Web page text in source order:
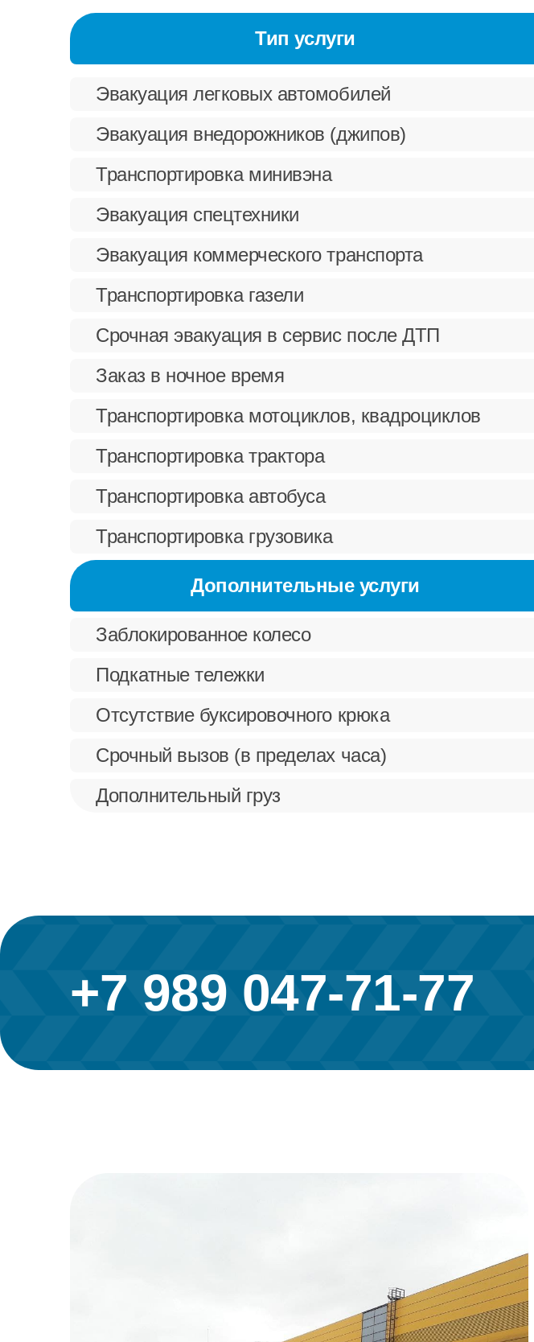
Тип услуги
Эвакуация легковых автомобилей
Эвакуация внедорожников (джипов)
Транспортировка минивэна
Эвакуация спецтехники
Эвакуация коммерческого транспорта
Транспортировка газели
Срочная эвакуация в сервис после ДТП
Заказ в ночное время
Транспортировка мотоциклов, квадроциклов
Транспортировка трактора
Транспортировка автобуса
Транспортировка грузовика
Дополнительные услуги
Заблокированное колесо
Подкатные тележки
Отсутствие буксировочного крюка
Срочный вызов (в пределах часа)
Дополнительный груз
+7 989 047-71-77